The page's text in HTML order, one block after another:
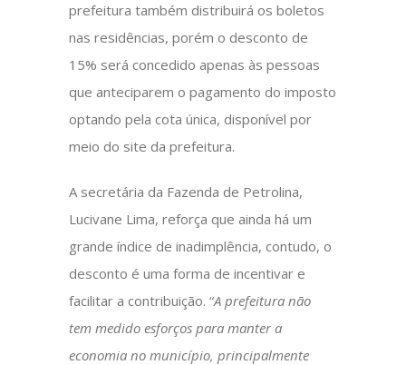
prefeitura também distribuirá os boletos
nas residências, porém o desconto de
15% será concedido apenas às pessoas
que anteciparem o pagamento do imposto
optando pela cota única, disponível por
meio do site da prefeitura.
A secretária da Fazenda de Petrolina,
Lucivane Lima, reforça que ainda há um
grande índice de inadimplência, contudo, o
desconto é uma forma de incentivar e
facilitar a contribuição. “A prefeitura não
tem medido esforços para manter a
economia no município, principalmente